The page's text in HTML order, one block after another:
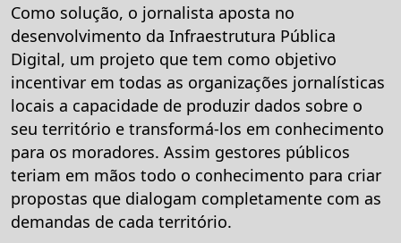
Como solução, o jornalista aposta no
desenvolvimento da Infraestrutura Pública
Digital, um projeto que tem como objetivo
incentivar em todas as organizações jornalísticas
locais a capacidade de produzir dados sobre o
seu território e transformá-los em conhecimento
para os moradores. Assim gestores públicos
teriam em mãos todo o conhecimento para criar
propostas que dialogam completamente com as
demandas de cada território.